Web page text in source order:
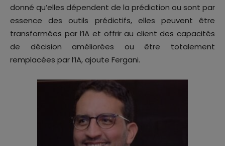
donné qu’elles dépendent de la prédiction ou sont par
essence des outils prédictifs, elles peuvent être
transformées par l’IA et offrir au client des capacités
de décision améliorées ou être totalement
remplacées par l’IA, ajoute Fergani.